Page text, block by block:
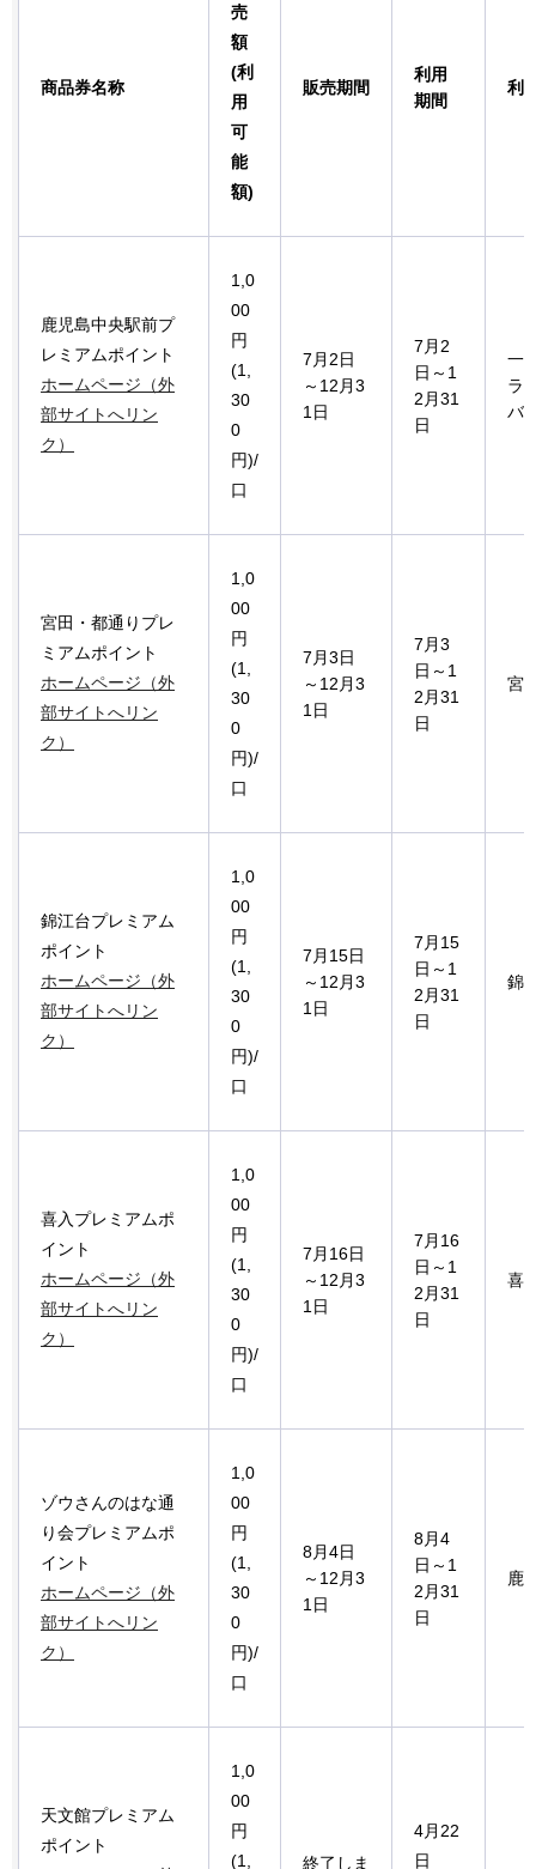
商品券名称
売
額
(利
用
可
能
額)
販売期間
利用
期間
利
鹿児島中央駅前プ
レミアムポイント
ホームページ（外
部サイトへリン
ク）
1,0
00
円
(1,
30
0
円)/
口
7月2日
～12月3
1日
7月2
日～1
2月31
日
一
ラ
バ
宮田・都通りプレ
ミアムポイント
ホームページ（外
部サイトへリン
ク）
1,0
00
円
(1,
30
0
円)/
口
7月3日
～12月3
1日
7月3
日～1
2月31
日
宮
錦江台プレミアム
ポイント
ホームページ（外
部サイトへリン
ク）
1,0
00
円
(1,
30
0
円)/
口
7月15日
～12月3
1日
7月15
日～1
2月31
日
錦
喜入プレミアムポ
イント
ホームページ（外
部サイトへリン
ク）
1,0
00
円
(1,
30
0
円)/
口
7月16日
～12月3
1日
7月16
日～1
2月31
日
喜
ゾウさんのはな通
り会プレミアムポ
イント
ホームページ（外
部サイトへリン
ク）
1,0
00
円
(1,
30
0
円)/
口
8月4日
～12月3
1日
8月4
日～1
2月31
日
鹿
天文館プレミアム
ポイント
1,0
00
円
(1,
終了しま
4月22
日